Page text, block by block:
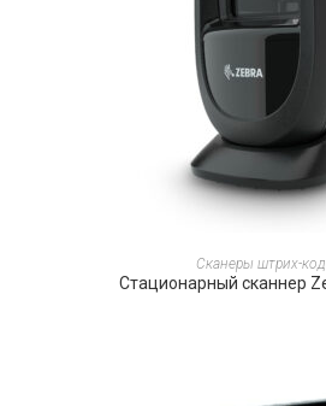
Сканеры штрих-
Стационарный сканнер